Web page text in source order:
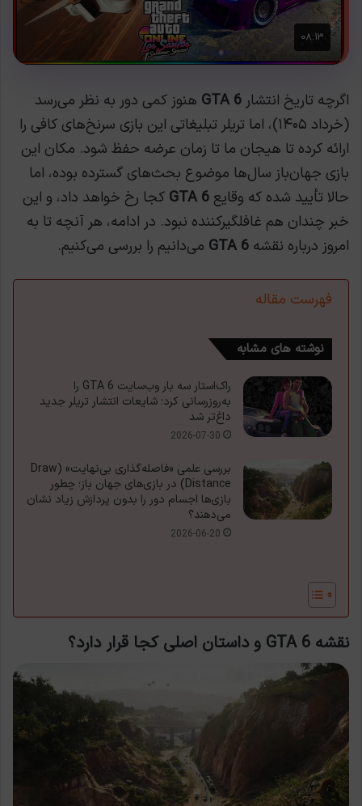
اگرچه تاریخ انتشار GTA 6 هنوز کمی دور به نظر می‌رسد
(خرداد ۱۴۰۵)، اما تریلر تبلیغاتی این بازی سرنخ‌های کافی را
ارائه کرده تا هیجان ما تا زمان عرضه حفظ شود. مکان این
بازی جهان‌باز سال‌ها موضوع بحث‌های گسترده بوده، اما
حالا تأیید شده که وقایع GTA 6 کجا رخ خواهد داد، و این
خبر چندان هم غافلگیرکننده نبود. در ادامه، هر آنچه تا به
امروز درباره نقشه GTA 6 می‌دانیم را بررسی می‌کنیم.
فهرست مقاله
نوشته های مشابه
راک‌استار سه بار وب‌سایت GTA 6 را
به‌روزرسانی کرد؛ شایعات انتشار تریلر جدید
داغ‌تر شد
2026-07-30
بررسی علمی «فاصله‌گذاری بی‌نهایت» (Draw
Distance) در بازی‌های جهان باز؛ چطور
بازی‌ها اجسام دور را بدون پردازش زیاد نشان
می‌دهند؟
2026-06-20
نقشه GTA 6 و داستان اصلی کجا قرار دارد؟